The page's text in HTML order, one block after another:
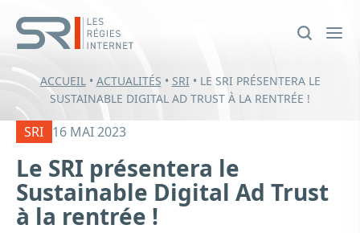
ACCUEIL• ACTUALITÉS • SRI • LE SRI PRÉSENTERA LE
SUSTAINABLE DIGITAL AD TRUST À LA RENTRÉE !
SRI 16 MAI 2023
Le SRI présentera le
Sustainable Digital Ad Trust
à la rentrée !